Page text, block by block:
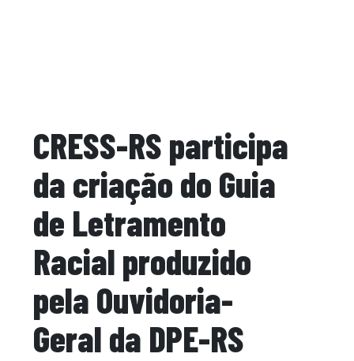
CRESS-RS participa
da criação do Guia
de Letramento
Racial produzido
pela Ouvidoria-
Geral da DPE-RS